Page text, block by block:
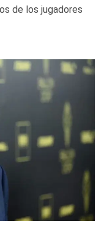
de los jugadores